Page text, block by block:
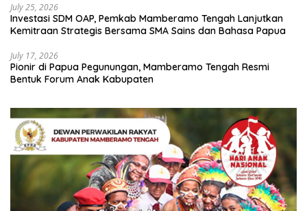
July 25, 2026
Investasi SDM OAP, Pemkab Mamberamo Tengah Lanjutkan
Kemitraan Strategis Bersama SMA Sains dan Bahasa Papua
July 17, 2026
Pionir di Papua Pegunungan, Mamberamo Tengah Resmi
Bentuk Forum Anak Kabupaten